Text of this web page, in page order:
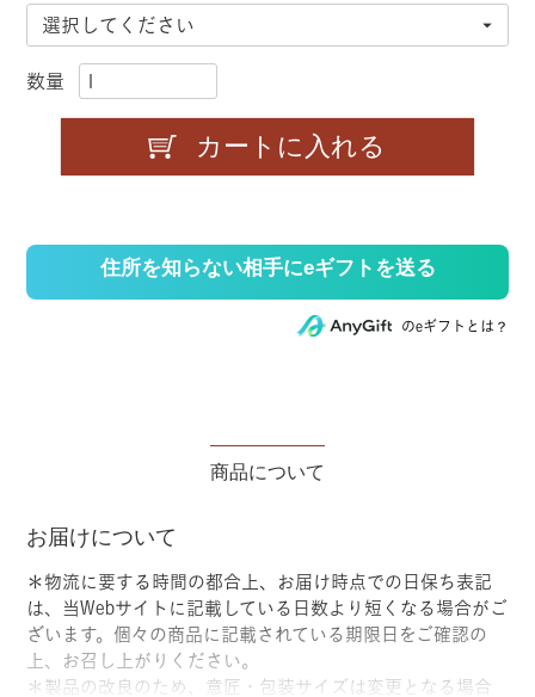
)
(
必
カートに入れる
のeギフトとは？
商品について
お届けについて
＊物流に要する時間の都合上、お届け時点での日保ち表記
は、当Webサイトに記載している日数より短くなる場合がご
ざいます。個々の商品に記載されている期限日をご確認の
上、お召し上がりください。
＊製品の改良のため、意匠・包装サイズは変更となる場合